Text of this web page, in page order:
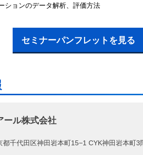
ションのデータ解析、評価方法
セミナーパンフレットを見る
ール株式会社
都千代田区神田岩本町15−1 CYK神田岩本町3